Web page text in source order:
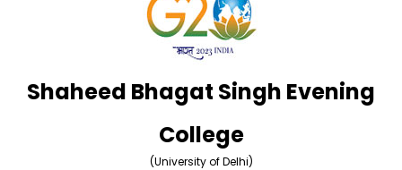
Shaheed Bhagat Singh Evening
College
(University of Delhi)